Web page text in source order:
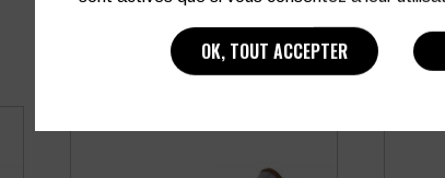
OK, TOUT ACCEPTER